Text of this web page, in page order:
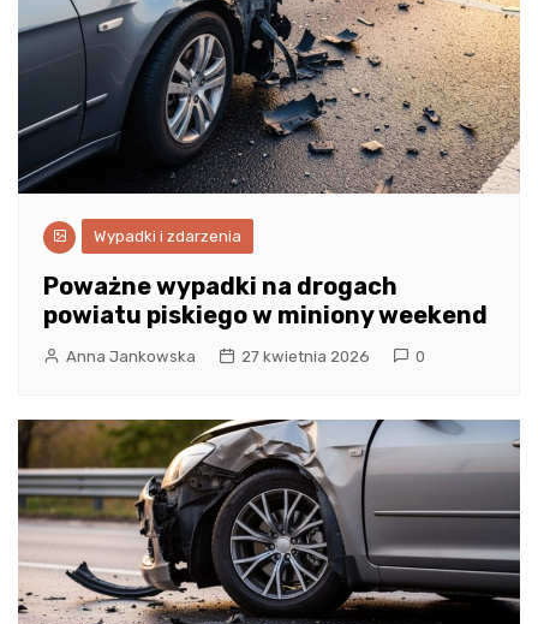
Wypadki i zdarzenia
Poważne wypadki na drogach
powiatu piskiego w miniony weekend
Anna Jankowska 27 kwietnia 2026 0